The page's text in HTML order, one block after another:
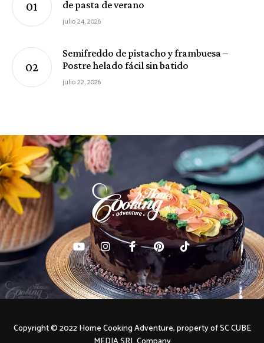
de pasta de verano
julio 24, 2026
Semifreddo de pistacho y frambuesa –
Postre helado fácil sin batido
julio 22, 2026
Copyright © 2022 Home Cooking Adventure, property of SC CUBE